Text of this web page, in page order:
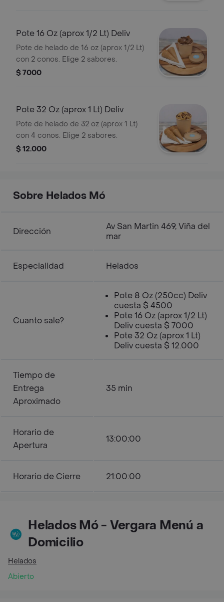
Pote 16 Oz (aprox 1/2 Lt) Deliv
Pote de helado de 16 oz (aprox 1/2 Lt)
con 2 conos. Elige 2 sabores.
$ 7000
Pote 32 Oz (aprox 1 Lt) Deliv
Pote de helado de 32 oz (aprox 1 Lt)
con 4 conos. Elige 2 sabores.
$ 12.000
Sobre Helados Mó
Dirección
Av San Martin 469, Viña del
mar
Especialidad Helados
Cuanto sale?
Pote 8 Oz (250cc) Deliv
cuesta $ 4500
Pote 16 Oz (aprox 1/2 Lt)
Deliv cuesta $ 7000
Pote 32 Oz (aprox 1 Lt)
Deliv cuesta $ 12.000
Tiempo de
Entrega
Aproximado
35 min
Horario de
Apertura
13:00:00
Horario de Cierre 21:00:00
Helados Mó - Vergara Menú a
Domicilio
Helados
Abierto